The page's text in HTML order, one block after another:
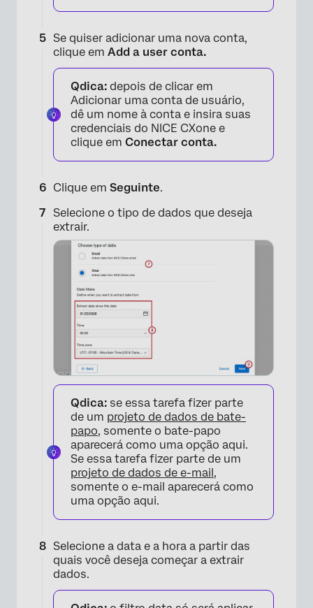
×
Se quiser adicionar uma nova conta,
clique em Add a user conta.
Qdica: depois de clicar em
Adicionar uma conta de usuário,
dê um nome à conta e insira suas
credenciais do NICE CXone e
clique em Conectar conta.
Clique em Seguinte.
Selecione o tipo de dados que deseja
extrair.
Qdica: se essa tarefa fizer parte
de um projeto de dados de bate-
papo, somente o bate-papo
aparecerá como uma opção aqui.
Se essa tarefa fizer parte de um
projeto de dados de e-mail ,
somente o e-mail aparecerá como
uma opção aqui.
Selecione a data e a hora a partir das
quais você deseja começar a extrair
dados.